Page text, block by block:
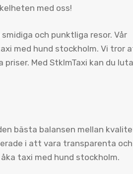
med oss!
och punktliga resor. Vår
med hund stockholm. Vi tror
Med StklmTaxi kan du
bästa balansen mellan
i att vara transparenta och
taxi med hund stockholm.